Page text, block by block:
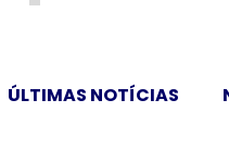
ÚLTIMAS NOTÍCIAS